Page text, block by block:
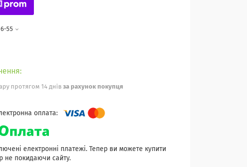
55
протягом 14 днів за рахунок покупця
електронні платежі. Тепер ви можете купити
не покидаючи сайту.